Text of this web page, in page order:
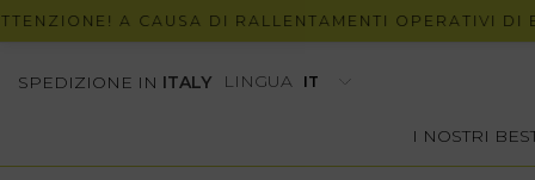
A CAUSA DI RALLENTAMENTI OPERATIVI DI
SPEDIZIONE IN ITALY LINGUA
I NOSTRI